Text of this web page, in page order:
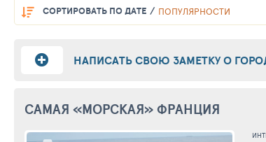
СОРТИРОВАТЬ ПО ДАТЕ ПОПУЛЯРНОСТИ
НАПИСАТЬ СВОЮ ЗАМЕТКУ О
САМАЯ «МОРСКАЯ» ФРАНЦИЯ